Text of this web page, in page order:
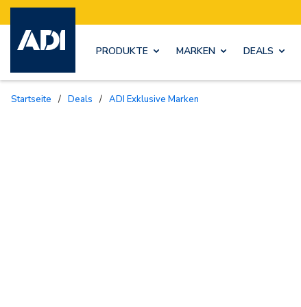
PRODUKTE MARKEN DEALS
Startseite / Deals / ADI Exklusive Marken